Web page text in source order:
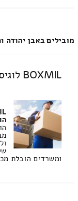
מובילים באבן יהודה
BOXMIL לוגיסטיקה ושינוע שירותי הובלה
ומשרדים הובלת